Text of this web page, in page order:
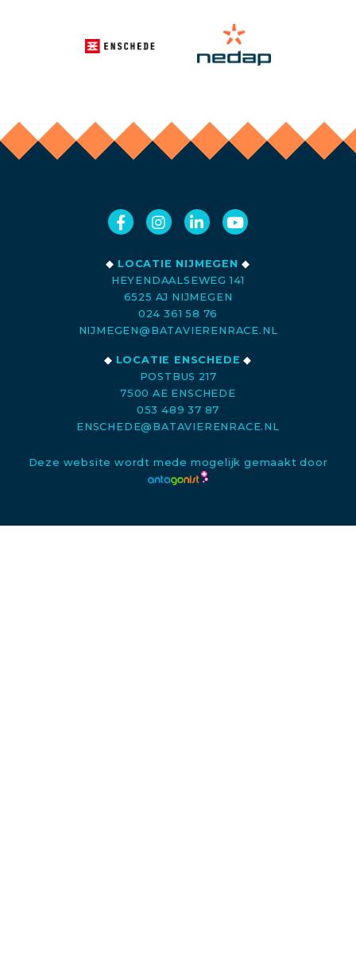
◆ LOCATIE NIJMEGEN ◆
HEYENDAALSEWEG 141
6525 AJ NIJMEGEN
024 361 58 76
NIJMEGEN@BATAVIERENRACE.NL
◆ LOCATIE ENSCHEDE ◆
POSTBUS 217
7500 AE ENSCHEDE
053 489 37 87
ENSCHEDE@BATAVIERENRACE.NL
Deze website wordt mede mogelijk gemaakt door